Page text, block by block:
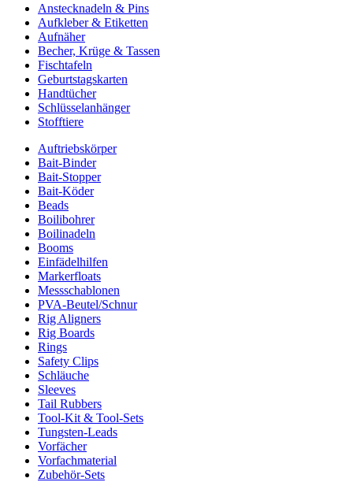
Anstecknadeln & Pins
Aufkleber & Etiketten
Aufnäher
Becher, Krüge & Tassen
Fischtafeln
Geburtstagskarten
Handtücher
Schlüsselanhänger
Stofftiere
Auftriebskörper
Bait-Binder
Bait-Stopper
Bait-Köder
Beads
Boilibohrer
Boilinadeln
Booms
Einfädelhilfen
Markerfloats
Messschablonen
PVA-Beutel/Schnur
Rig Aligners
Rig Boards
Rings
Safety Clips
Schläuche
Sleeves
Tail Rubbers
Tool-Kit & Tool-Sets
Tungsten-Leads
Vorfächer
Vorfachmaterial
Zubehör-Sets